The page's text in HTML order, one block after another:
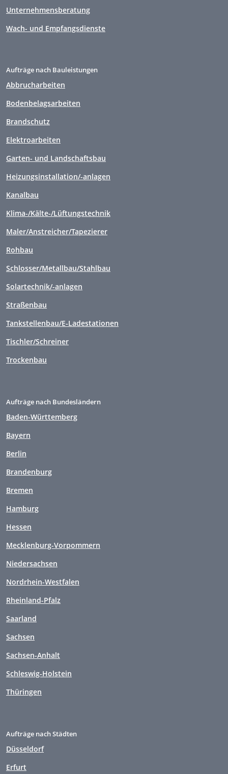
Unternehmensberatung
Wach- und Empfangsdienste
Aufträge nach Bauleistungen
Abbrucharbeiten
Bodenbelagsarbeiten
Brandschutz
Elektroarbeiten
Garten- und Landschaftsbau
Heizungsinstallation/-anlagen
Kanalbau
Klima-/Kälte-/Lüftungstechnik
Maler/Anstreicher/Tapezierer
Rohbau
Schlosser/Metallbau/Stahlbau
Solartechnik/-anlagen
Straßenbau
Tankstellenbau/E-Ladestationen
Tischler/Schreiner
Trockenbau
Aufträge nach Bundesländern
Baden-Württemberg
Bayern
Berlin
Brandenburg
Bremen
Hamburg
Hessen
Mecklenburg-Vorpommern
Niedersachsen
Nordrhein-Westfalen
Rheinland-Pfalz
Saarland
Sachsen
Sachsen-Anhalt
Schleswig-Holstein
Thüringen
Aufträge nach Städten
Düsseldorf
Erfurt